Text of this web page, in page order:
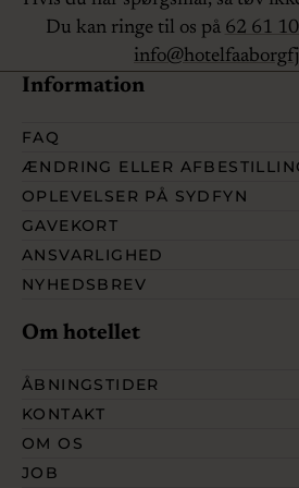
Du kan ringe til os på 62 61
Information
FAQ
ÆNDRING ELLER
OPLEVELSER PÅ SYDFYN
GAVEKORT
ANSVARLIGHED
NYHEDSBREV
Om hotellet
ÅBNINGSTIDER
KONTAKT
OM OS
JOB